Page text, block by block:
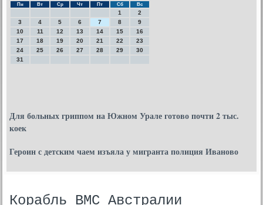
Пн Вт Ср Чт Пт Сб Вс
1
2
3
4 5 6 7 8
9
10
11 12 13 14 15
16
17
18 19 20 21 22
23
24
25 26 27 28 29
30
31
Для больных гриппом на Южном Урале готово почти 2 тыс.
коек
Героин с детским чаем изъяла у мигранта полиция Иваново
Корабль ВМC Австралии